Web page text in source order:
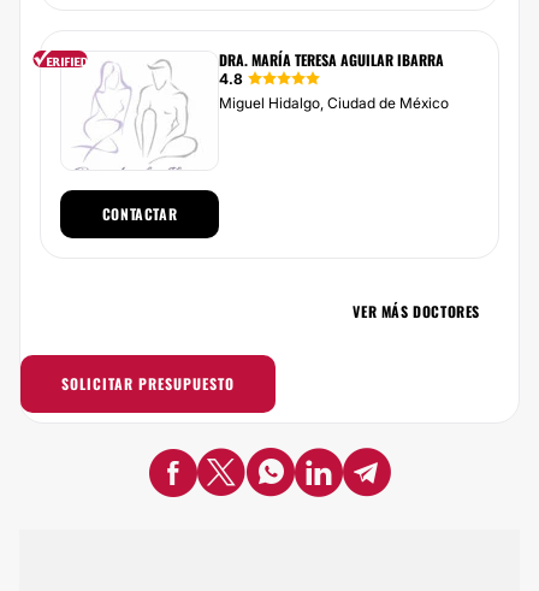
DRA. MARÍA TERESA AGUILAR IBARRA
4.8
Miguel Hidalgo, Ciudad de México
CONTACTAR
VER MÁS DOCTORES
SOLICITAR PRESUPUESTO